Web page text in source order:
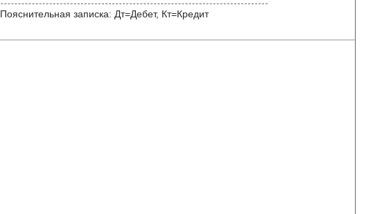
Пояснительная записка: Дт=Дебет, Кт=Кредит